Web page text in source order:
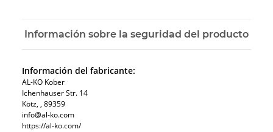
Información sobre la seguridad del producto
Información del fabricante:
AL-KO Kober
Ichenhauser Str. 14
Kötz, , 89359
info@al-ko.com
https://al-ko.com/